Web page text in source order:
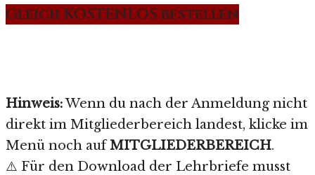
Gleich KOSTENLOS bestellen
Hinweis:Wenn du nach der Anmeldung nicht
direkt im Mitgliederbereich landest, klicke im
Menü noch aufMITGLIEDERBEREICH.
⚠️ Für den Download der Lehrbriefe musst